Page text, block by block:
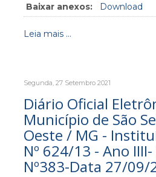
Baixar anexos: Download
Leia mais ...
Segunda, 27 Setembro 2021
Diário Oficial
Município de São
Oeste / MG -
Nº 624/13 - Ano IIII-
Nº383-Data 27/09/